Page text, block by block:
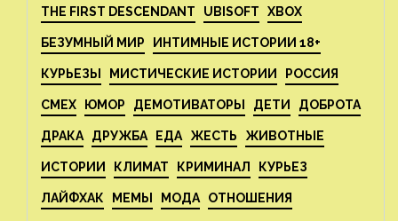
THE FIRST DESCENDANT UBISOFT XBOX
БЕЗУМНЫЙ МИР ИНТИМНЫЕ ИСТОРИИ 18+
КУРЬЕЗЫ МИСТИЧЕСКИЕ ИСТОРИИ РОССИЯ
СМЕХ ЮМОР ДЕМОТИВАТОРЫ ДЕТИ ДОБРОТА
ДРАКА ДРУЖБА ЕДА ЖЕСТЬ ЖИВОТНЫЕ
ИСТОРИИ КЛИМАТ КРИМИНАЛ КУРЬЕЗ
ЛАЙФХАК МЕМЫ МОДА ОТНОШЕНИЯ